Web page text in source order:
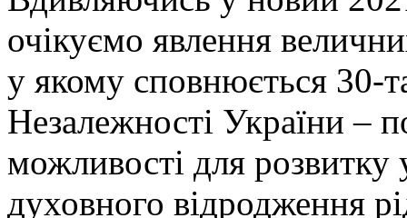
очікуємо явлення
у якому сповнюється 30-
Незалежності України –
можливості для розвитку
духовного відродження